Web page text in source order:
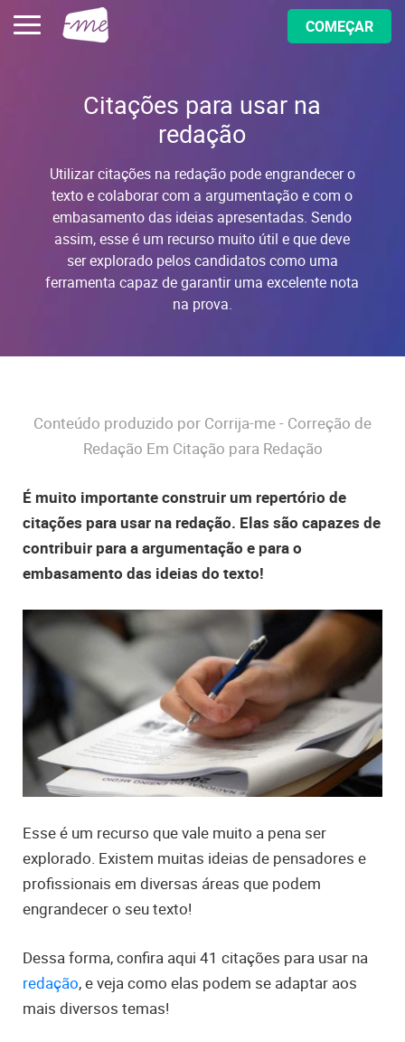
COMEÇAR
Citações para usar na
redação
Utilizar citações na redação pode engrandecer o
texto e colaborar com a argumentação e com o
embasamento das ideias apresentadas. Sendo
assim, esse é um recurso muito útil e que deve
ser explorado pelos candidatos como uma
ferramenta capaz de garantir uma excelente nota
na prova.
Conteúdo produzido por Corrija-me - Correção de
Redação Em Citação para Redação
É muito importante construir um repertório de
citações para usar na redação. Elas são capazes de
contribuir para a argumentação e para o
embasamento das ideias do texto!
Esse é um recurso que vale muito a pena ser
explorado. Existem muitas ideias de pensadores e
profissionais em diversas áreas que podem
engrandecer o seu texto!
Dessa forma, confira aqui 41 citações para usar na
redação, e veja como elas podem se adaptar aos
mais diversos temas!